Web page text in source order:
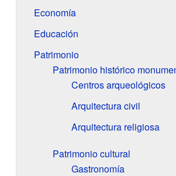
Economía
Educación
Patrimonio
Patrimonio histórico
Centros arqueológicos
Arquitectura civil
Arquitectura religiosa
Patrimonio cultural
Gastronomía